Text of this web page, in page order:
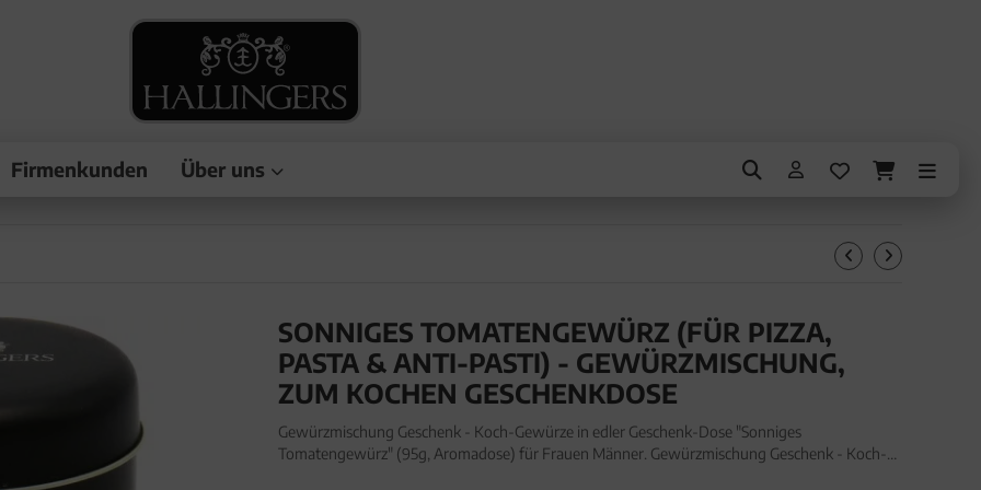
Firmenkunden Über uns
SONNIGES TOMATENGEWÜRZ (FÜR PIZZA,
PASTA & ANTI-PASTI) - GEWÜRZMISCHUNG,
ZUM KOCHEN GESCHENKDOSE
Gewürzmischung Geschenk - Koch-Gewürze in edler Geschenk-Dose "Sonniges
Tomatengewürz" (95g, Aromadose) für Frauen Männer. Gewürzmischung Geschenk - Koch-